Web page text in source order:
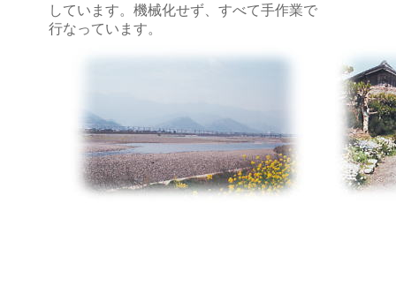
しています。機械化せず、すべて手作業で
行なっています。